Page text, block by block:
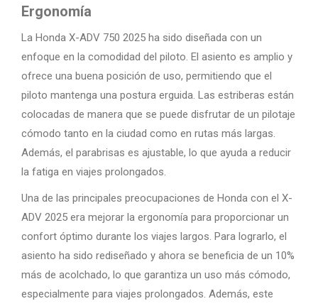
Ergonomía
La Honda X-ADV 750 2025 ha sido diseñada con un
enfoque en la comodidad del piloto. El asiento es amplio y
ofrece una buena posición de uso, permitiendo que el
piloto mantenga una postura erguida. Las estriberas están
colocadas de manera que se puede disfrutar de un pilotaje
cómodo tanto en la ciudad como en rutas más largas.
Además, el parabrisas es ajustable, lo que ayuda a reducir
la fatiga en viajes prolongados.
Una de las principales preocupaciones de Honda con el X-
ADV 2025 era mejorar la ergonomía para proporcionar un
confort óptimo durante los viajes largos. Para lograrlo, el
asiento ha sido rediseñado y ahora se beneficia de un 10%
más de acolchado, lo que garantiza un uso más cómodo,
especialmente para viajes prolongados. Además, este